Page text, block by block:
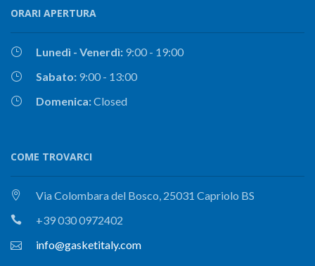
ORARI APERTURA
Lunedì - Venerdì: 9:00 - 19:00
Sabato: 9:00 - 13:00
Domenica:Closed
COME TROVARCI
Via Colombara del Bosco, 25031 Capriolo BS
+39 030 0972402
info@gasketitaly.com